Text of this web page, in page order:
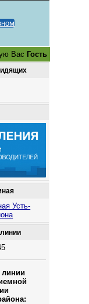
Вас Гость
Усть-
линии